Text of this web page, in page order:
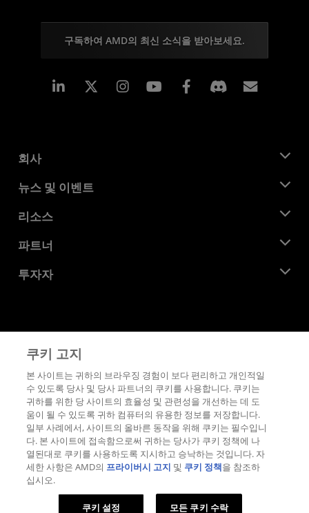
구독하여 AMD의 최신 소식을 받아보세요.
Linkedin Instagram Facebook
회사
AMD 소개
기업의 사회적 책임
채용
문의하기
뉴스 및 이벤트
뉴스룸
미디어 라이브러리
리소스
개발자 센트럴
사례 연구
파트너
AMD 파트너 허브
투자자
이사위원회
거버넌스 문서
SEC 신고서
상표
공급망 투명성
공정 및 공개 경쟁
영국 세금 전략
쿠키 정책
쿠키 설정
쿠키 고지
본 사이트는 귀하의 브라우징 경험이 보다 편리하고 개인적일
수 있도록 당사 및 당사 파트너의 쿠키를 사용합니다. 쿠키는
귀하를 위한 당 사이트의 효율성 및 관련성을 개선하는 데 도
움이 될 수 있도록 귀하 컴퓨터의 유용한 정보를 저장합니다.
일부 사례에서, 사이트의 올바른 동작을 위해 쿠키는 필수입니
다. 본 사이트에 접속함으로써 귀하는 당사가 쿠키 정책에 나
열된대로 쿠키를 사용하도록 지시하고 승낙하는 것입니다. 자
세한 사항은 AMD의 프라이버시 고지 및 쿠키 정책을 참조하
십시오.
쿠키 설정 모든 쿠키 수락